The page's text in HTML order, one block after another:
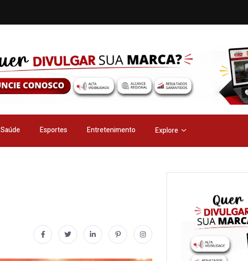
Saúde Esportes Entretenimento Explore